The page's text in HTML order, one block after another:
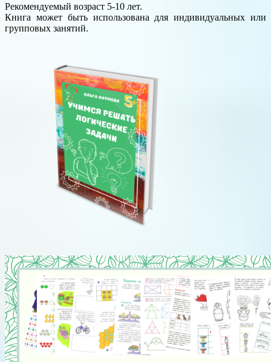
Рекомендуемый возраст 5-10 лет.
Книга может быть использована для индивидуальных или
групповых занятий.